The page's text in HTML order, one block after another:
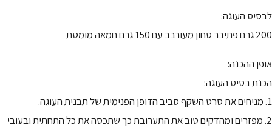
לבסיס העוגה:
200 גרם פתיבר טחון מעורבב עם 150 גרם חמאה מומסת
אופן ההכנה:
הכנת בסיס העוגה:
1. מניחים את סרט השקף סביב הדופן הפנימית של תבנית העוגה.
2. מפזרים ומהדקים טוב את התערובת כך שתכסה את כל התחתית ובעובי